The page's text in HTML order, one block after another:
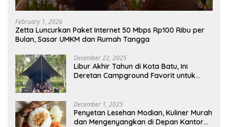
February 1, 2026
Zetta Luncurkan Paket Internet 50 Mbps Rp100 Ribu per
Bulan, Sasar UMKM dan Rumah Tangga
December 22, 2025
Libur Akhir Tahun di Kota Batu, Ini
Deretan Campground Favorit untuk
December 1, 2025
Penyetan Lesehan Modian, Kuliner Murah
dan Mengenyangkan di Depan Kantor